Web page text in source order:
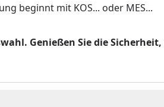
beginnt mit KOS... oder MES...
Genießen Sie die